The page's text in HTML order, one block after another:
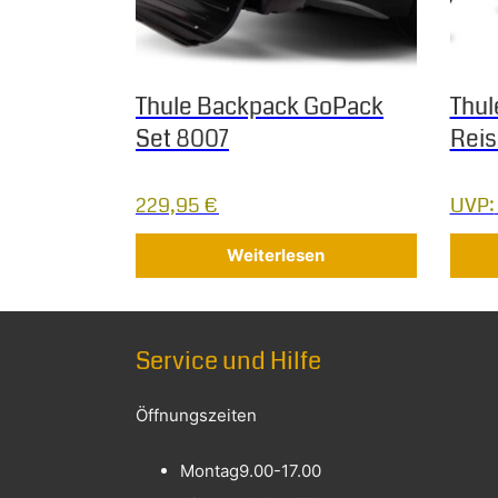
Thule Backpack GoPack
Set 8007
229,95€
Weiterlesen
UVP:
Service und Hilfe
Öffnungszeiten
Montag9.00-17.00